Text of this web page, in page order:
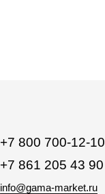
+7 800 700-12-10
+7 861 205 43 90
info@gama-market.ru